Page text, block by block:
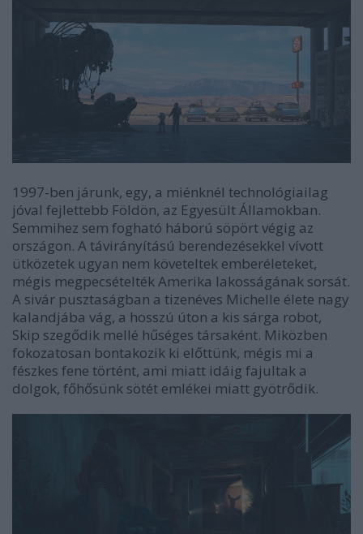
1997-ben járunk, egy, a miénknél technológiailag
jóval fejlettebb Földön, az Egyesült Államokban.
Semmihez sem fogható háború söpört végig az
országon. A távirányítású berendezésekkel vívott
ütközetek ugyan nem követeltek emberéleteket,
mégis megpecsételték Amerika lakosságának sorsát.
A sivár pusztaságban a tizenéves Michelle élete nagy
kalandjába vág, a hosszú úton a kis sárga robot,
Skip szegődik mellé hűséges társaként. Miközben
fokozatosan bontakozik ki előttünk, mégis mi a
fészkes fene történt, ami miatt idáig fajultak a
dolgok, főhősünk sötét emlékei miatt gyötrődik.